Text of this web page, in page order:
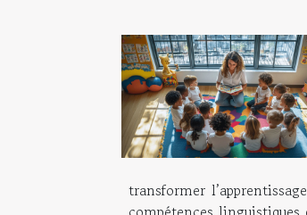
transformer